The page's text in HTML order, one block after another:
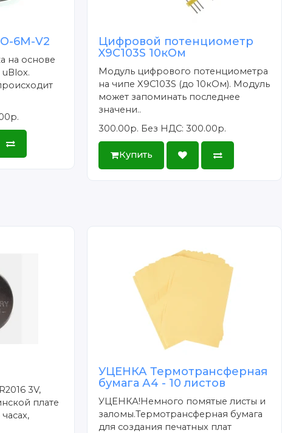
6M-V2
на основе
Цифровой потенциометр
X9C103S 10кОм
Модуль цифрового потенциометра
на чипе X9C103S (до 10кОм). Модуль
может запоминать последнее
значени..
300.00р. Без НДС: 300.00р.
Купить
3V,
плате
УЦЕНКА Термотрансферная
бумага А4 - 10 листов
УЦЕНКА!Немного помятые листы и
заломы.Термотрансферная бумага
для создания печатных плат